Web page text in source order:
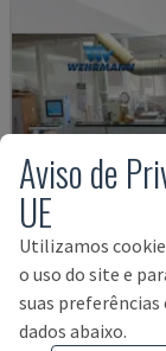
Aviso de
UE
Utilizamos
o uso do site e
suas preferências
dados abaixo.